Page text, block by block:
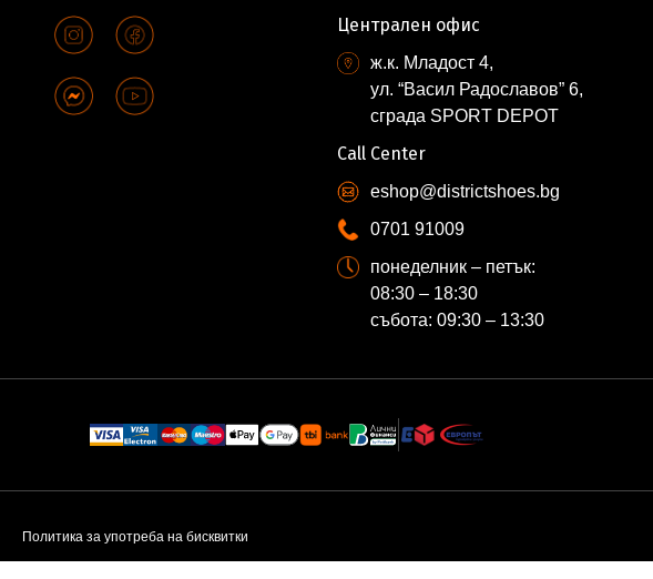
Централен офис
ж.к. Младост 4,
ул. “Васил Радославов” 6,
сграда SPORT DEPOT
Call Center
eshop@districtshoes.bg
0701 91009
понеделник – петък:
08:30 – 18:30
събота: 09:30 – 13:30
Политика за употреба на бисквитки